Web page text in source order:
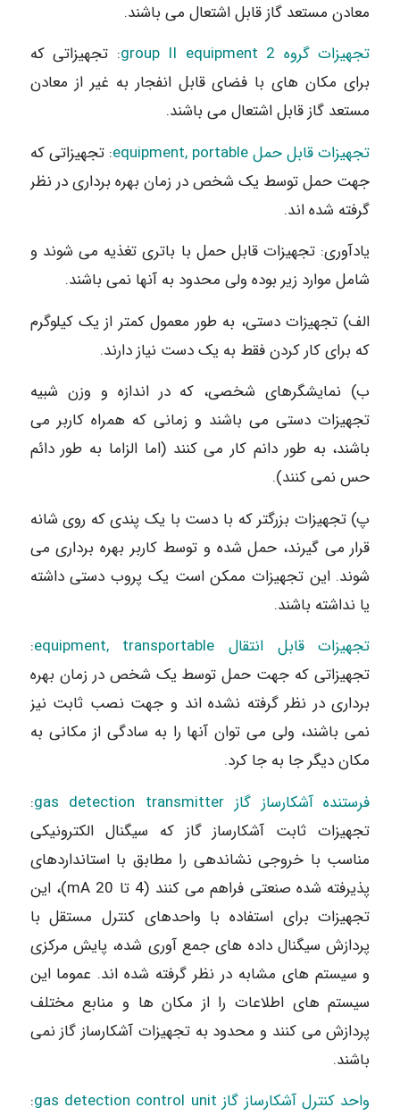
معادن مستعد گاز قابل اشتعال می باشند.
تجهیزات گروه 2 group II equipment
: تجهیزاتی که
برای مکان های با فضای قابل انفجار به غیر از معادن
مستعد گاز قابل اشتعال می باشند.
تجهیزات قابل حمل equipment, portable
: تجهیزاتی که
جهت حمل توسط یک شخص در زمان بهره برداری در نظر
گرفته شده اند.
یادآوری: تجهیزات قابل حمل با باتری تغذیه می شوند و
شامل موارد زیر بوده ولی محدود به آنها نمی باشند.
الف) تجهیزات دستی، به طور معمول کمتر از یک کیلوگرم
که برای کار کردن فقط به یک دست نیاز دارند.
ب) نمایشگرهای شخصی، که در اندازه و وزن شبیه
تجهیزات دستی می باشند و زمانی که همراه کاربر می
باشند، به طور دانم کار می کنند (اما الزاما به طور دائم
حس نمی کنند).
پ) تجهیزات بزرگتر که با دست با یک پندی که روی شانه
قرار می گیرند، حمل شده و توسط کاربر بهره برداری می
شوند. این تجهیزات ممکن است یک پروب دستی داشته
یا نداشته باشند.
تجهیزات قابل انتقال equipment, transportable
:
تجهیزاتی که جهت حمل توسط یک شخص در زمان بهره
برداری در نظر گرفته نشده اند و جهت نصب ثابت نیز
نمی باشند، ولی می توان آنها را به سادگی از مکانی به
مکان دیگر جا به جا کرد.
فرستنده آشکارساز گاز gas detection transmitter
:
تجهیزات ثابت آشکارساز گاز که سیگنال الکترونیکی
مناسب با خروجی نشاندهی را مطابق با استانداردهای
پذیرفته شده صنعتی فراهم می کنند (4 تا 20 mA)، این
تجهیزات برای استفاده با واحدهای کنترل مستقل با
پردازش سیگنال داده های جمع آوری شده، پایش مرکزی
و سیستم های مشابه در نظر گرفته شده اند. عموما این
سیستم های اطلاعات را از مکان ها و منابع مختلف
پردازش می کنند و محدود به تجهیزات آشکارساز گاز نمی
باشند.
واحد کنترل آشکارساز گاز gas detection control unit
: